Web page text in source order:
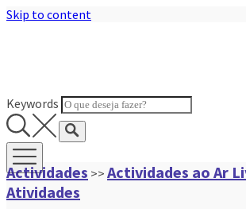
Skip to content
Keywords
Actividades >> Actividades ao Ar
Atividades